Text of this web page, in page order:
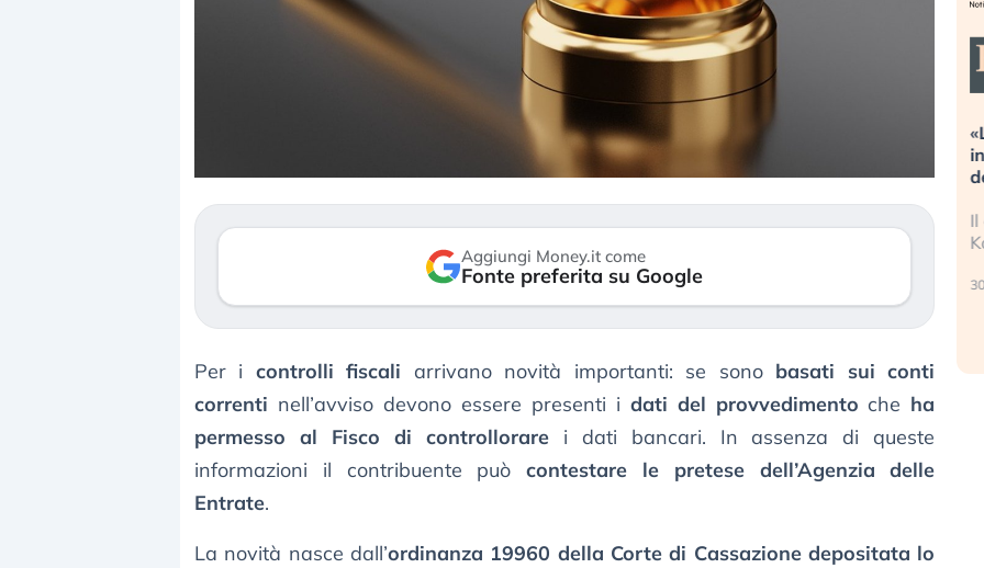
Aggiungi Money.it come
Fonte preferita su Google
Per i controlli fiscali arrivano novità importanti: se sono basati sui conti
correnti nell’avviso devono essere presenti i dati del provvedimento che ha
permesso al Fisco di controllorarei dati bancari. In assenza di queste
informazioni il contribuente puòcontestare le pretese dell’Agenzia delle
Entrate.
La novità nasce dall’ordinanza 19960 della Corte di Cassazione depositata lo
Dalle valutazioni estreme alla
correzione. Cosa sta guidando il
repricing degli asset?
verso le (…)
3 agosto 2026
«La mia vita è rovinata».
in preda al panico dopo lo
della bolla AI
Il crollo della bolla AI travolge il
Kospi, mentre gli investitori